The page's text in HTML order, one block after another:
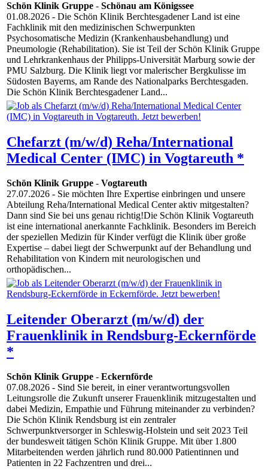
Schön Klinik Gruppe - Schönau am Königssee
01.08.2026 - Die Schön Klinik Berchtesgadener Land ist eine
Fachklinik mit den medizinischen Schwerpunkten
Psychosomatische Medizin (Krankenhausbehandlung) und
Pneumologie (Rehabilitation). Sie ist Teil der Schön Klinik Gruppe
und Lehrkrankenhaus der Philipps-Universität Marburg sowie der
PMU Salzburg. Die Klinik liegt vor malerischer Bergkulisse im
Südosten Bayerns, am Rande des Nationalparks Berchtesgaden.
Die Schön Klinik Berchtesgadener Land...
Chefarzt (m/w/d) Reha/International
Medical Center (IMC) in Vogtareuth *
Schön Klinik Gruppe - Vogtareuth
27.07.2026 - Sie möchten Ihre Expertise einbringen und unsere
Abteilung Reha/International Medical Center aktiv mitgestalten?
Dann sind Sie bei uns genau richtig!Die Schön Klinik Vogtareuth
ist eine international anerkannte Fachklinik. Besonders im Bereich
der speziellen Medizin für Kinder verfügt die Klinik über große
Expertise – dabei liegt der Schwerpunkt auf der Behandlung und
Rehabilitation von Kindern mit neurologischen und
orthopädischen...
Leitender Oberarzt (m/w/d) der
Frauenklinik in Rendsburg-Eckernförde
*
Schön Klinik Gruppe - Eckernförde
07.08.2026 - Sind Sie bereit, in einer verantwortungsvollen
Leitungsrolle die Zukunft unserer Frauenklinik mitzugestalten und
dabei Medizin, Empathie und Führung miteinander zu verbinden?
Die Schön Klinik Rendsburg ist ein zentraler
Schwerpunktversorger in Schleswig-Holstein und seit 2023 Teil
der bundesweit tätigen Schön Klinik Gruppe. Mit über 1.800
Mitarbeitenden werden jährlich rund 80.000 Patientinnen und
Patienten in 22 Fachzentren und drei...